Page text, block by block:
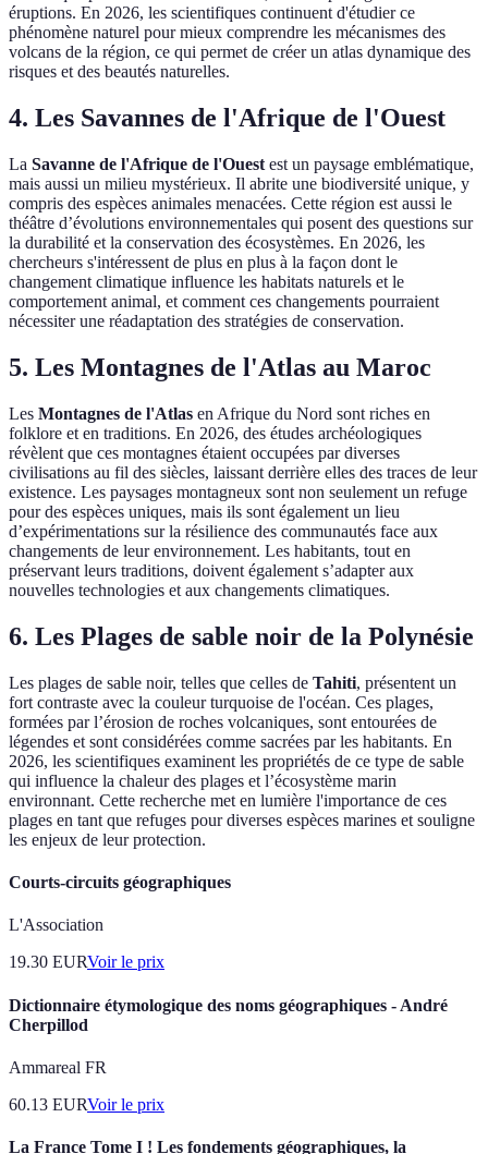
éruptions. En 2026, les scientifiques continuent d'étudier ce
phénomène naturel pour mieux comprendre les mécanismes des
volcans de la région, ce qui permet de créer un atlas dynamique des
risques et des beautés naturelles.
4. Les Savannes de l'Afrique de l'Ouest
La Savanne de l'Afrique de l'Ouest est un paysage emblématique,
mais aussi un milieu mystérieux. Il abrite une biodiversité unique, y
compris des espèces animales menacées. Cette région est aussi le
théâtre d’évolutions environnementales qui posent des questions sur
la durabilité et la conservation des écosystèmes. En 2026, les
chercheurs s'intéressent de plus en plus à la façon dont le
changement climatique influence les habitats naturels et le
comportement animal, et comment ces changements pourraient
nécessiter une réadaptation des stratégies de conservation.
5. Les Montagnes de l'Atlas au Maroc
Les Montagnes de l'Atlas en Afrique du Nord sont riches en
folklore et en traditions. En 2026, des études archéologiques
révèlent que ces montagnes étaient occupées par diverses
civilisations au fil des siècles, laissant derrière elles des traces de leur
existence. Les paysages montagneux sont non seulement un refuge
pour des espèces uniques, mais ils sont également un lieu
d’expérimentations sur la résilience des communautés face aux
changements de leur environnement. Les habitants, tout en
préservant leurs traditions, doivent également s’adapter aux
nouvelles technologies et aux changements climatiques.
6. Les Plages de sable noir de la Polynésie
Les plages de sable noir, telles que celles de Tahiti, présentent un
fort contraste avec la couleur turquoise de l'océan. Ces plages,
formées par l’érosion de roches volcaniques, sont entourées de
légendes et sont considérées comme sacrées par les habitants. En
2026, les scientifiques examinent les propriétés de ce type de sable
qui influence la chaleur des plages et l’écosystème marin
environnant. Cette recherche met en lumière l'importance de ces
plages en tant que refuges pour diverses espèces marines et souligne
les enjeux de leur protection.
Courts-circuits géographiques
L'Association
19.30 EURVoir le prix
Dictionnaire étymologique des noms géographiques - André
Cherpillod
Ammareal FR
60.13 EURVoir le prix
La France Tome I ! Les fondements géographiques, la